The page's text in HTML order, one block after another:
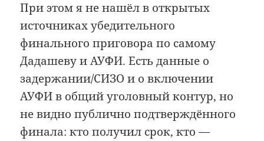
При этом я не нашёл в открытых
источниках убедительного
финального приговора по самому
Дадашеву и АУФИ. Есть данные о
задержании/СИЗО и о включении
АУФИ в общий уголовный контур, но
не видно публично подтверждённого
финала: кто получил срок, кто —